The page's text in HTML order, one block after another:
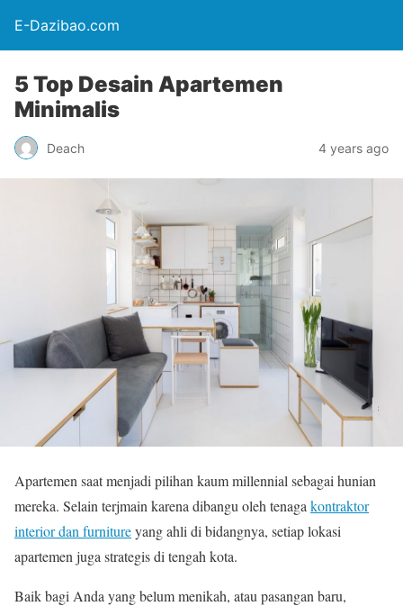
E-Dazibao.com
5 Top Desain Apartemen
Minimalis
Deach 4 years ago
Apartemen saat menjadi pilihan kaum millennial sebagai hunian
mereka. Selain terjmain karena dibangu oleh tenaga kontraktor
interior dan furnitureyang ahli di bidangnya, setiap lokasi
apartemen juga strategis di tengah kota.
Baik bagi Anda yang belum menikah, atau pasangan baru,